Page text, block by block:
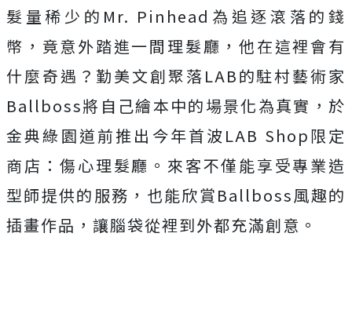
髮量稀少的Mr. Pinhead為追逐滾落的錢
幣，竟意外踏進一間理髮廳，他在這裡會有
什麼奇遇？勤美文創聚落LAB的駐村藝術家
Ballboss將自己繪本中的場景化為真實，於
金典綠園道前推出今年首波LAB Shop限定
商店：傷心理髮廳。來客不僅能享受專業造
型師提供的服務，也能欣賞Ballboss風趣的
插畫作品，讓腦袋從裡到外都充滿創意。